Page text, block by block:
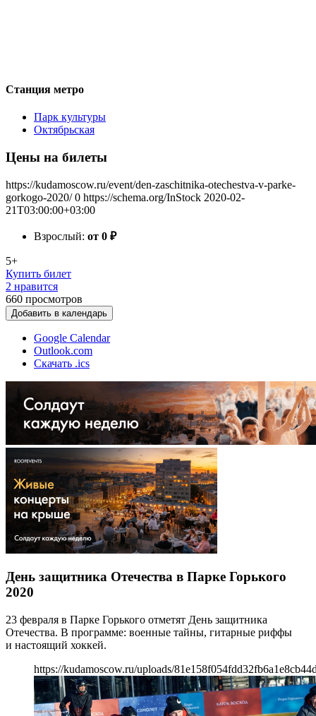
Станция метро
Парк культуры
Октябрьская
Цены на билеты
https://kudamoscow.ru/event/den-zaschitnika-otechestva-v-parke-
gorkogo-2020/ 0 https://schema.org/InStock 2020-02-
21T03:00:00+03:00
Взрослый: от 0 ₽
5+
Купить билет
2 нравится
660 просмотров
Добавить в календарь
Google Calendar
Outlook.com
Скачать .ics
День защитника Отечества в Парке Горького
2020
23 февраля в Парке Горького отметят День защитника
Отечества. В программе: военные тайны, гитарные риффы
и настоящий хоккей.
https://kudamoscow.ru/uploads/